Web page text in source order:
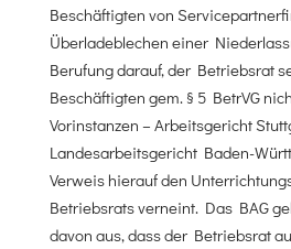
Beschäftigten von
Überladeblechen einer
Berufung darauf, der Betriebsrat
Beschäftigten gem. § 5 BetrVG
Vorinstanzen – Arbeitsgericht
Landesarbeitsgericht Baden-
Verweis hierauf den
Betriebsrats verneint. Das BAG
davon aus, dass der Betriebsrat